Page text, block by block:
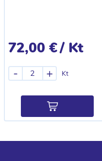
72,00 €/ Kt
Kt
- +